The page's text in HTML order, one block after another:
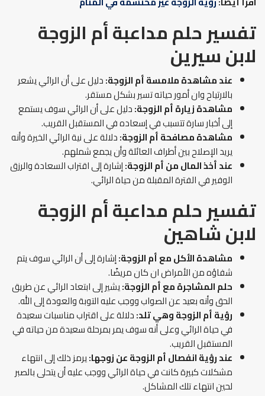
تفسير حلم مداعبة أم الزوجة
لابن سيرين
عند مشاهدة ملامسة أم الزوجة:دليل على أن الرائي يشعر
بالارتياح وان أمور حياته تسير بشكل مستقر.
مشاهدة زيارة أم الزوجة:دليل على أن الرائي سوف يستمع
إلى أخبار سارة تتسبب في إسعاده في المستقبل القريب.
مشاهدة مصافحة أم الزوجة:دلالة على نية الرائي الخيرة وأنه
يريد الإصلاح بين أطراف العائلة وأن يجمع شملهم.
عند أخذ المال من أم الزوجة:إشارة إلى اقتراب السعادة والرزق
الوفير في الفترة المقبلة من حياة الرائي.
تفسير حلم مداعبة أم الزوجة
لابن شاهين
مشاهدة الأكل مع أم الزوجة:إشارة إلى أن الرائي سوف يتم
شفاؤه من الأمراض ان كان مريضًا.
حلم المشاجرة مع أم الزوجة:يشير إلى ابتعاد الرائي عن طريق
الحق وأنه بعيد عن الصواب ووجب عليه التوبة والعودة إلى الله.
رؤية أم الزوجة وهي تلد:دلالة على اقتراب مناسبات سعيدة
في حياة الرائي وعلى أنه سوف يمر بمرحلة سعيدة من حياته في
المستقبل القريب.
عند رؤية انفصال أم الزوجة عن زوجها:يرمز ذلك إلى انتهاء
مشكلات كبيرة كانت في حياة الرائي ووجب عليه أن يتحلى بالصبر
لحين انتهاء تلك المشاكل.